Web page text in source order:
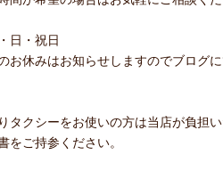
日・祝日
お休みはお知らせしますのでブログに
タクシーをお使いの方は当店が負担
をご持参ください。